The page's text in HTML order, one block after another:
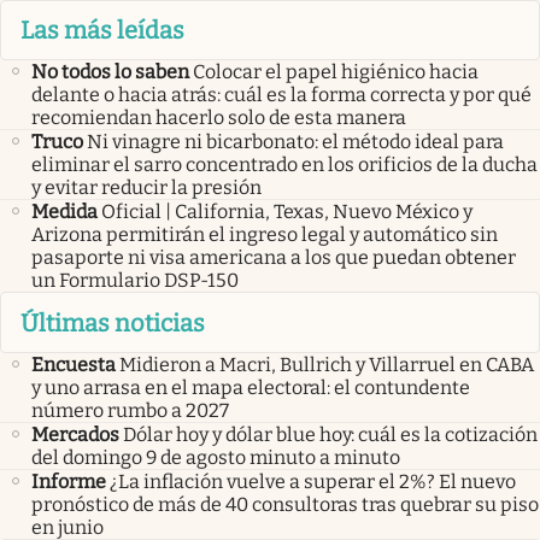
Las más leídas
No todos lo saben Colocar el papel higiénico hacia
delante o hacia atrás: cuál es la forma correcta y por qué
recomiendan hacerlo solo de esta manera
TrucoNi vinagre ni bicarbonato: el método ideal para
eliminar el sarro concentrado en los orificios de la ducha
y evitar reducir la presión
Medida Oficial | California, Texas, Nuevo México y
Arizona permitirán el ingreso legal y automático sin
pasaporte ni visa americana a los que puedan obtener
un Formulario DSP-150
Últimas noticias
EncuestaMidieron a Macri, Bullrich y Villarruel en CABA
y uno arrasa en el mapa electoral: el contundente
número rumbo a 2027
MercadosDólar hoy y dólar blue hoy: cuál es la cotización
del domingo 9 de agosto minuto a minuto
Informe¿La inflación vuelve a superar el 2%? El nuevo
pronóstico de más de 40 consultoras tras quebrar su piso
en junio